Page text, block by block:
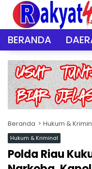
Langsung
konten
BERANDA
Beranda Hukum &
Hukum & Kriminal
Polda Riau